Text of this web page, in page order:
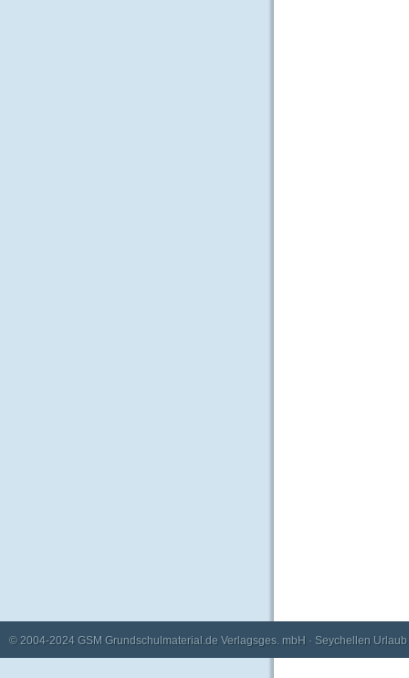
© 2004-2024 GSM Grundschulmaterial.de Verlagsges. mbH · Seychellen Urlaub